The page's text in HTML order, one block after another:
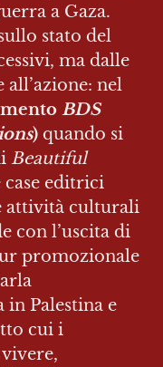
a Gaza.
stato del
ma dalle
all’azione: nel
BDS
) quando si
Beautiful
case editrici
attività culturali
promozionale
in Palestina e
cui i